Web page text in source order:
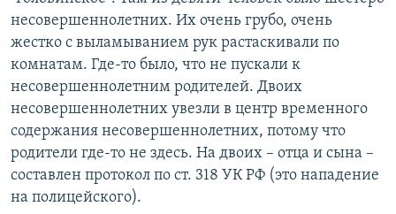
несовершеннолетних. Их очень грубо, очень
жестко с выламыванием рук растаскивали по
комнатам. Где-то было, что не пускали к
несовершеннолетним родителей. Двоих
несовершеннолетних увезли в центр временного
содержания несовершеннолетних, потому что
родители где-то не здесь. На двоих – отца и сына –
составлен протокол по ст. 318 УК РФ (это нападение
на полицейского).